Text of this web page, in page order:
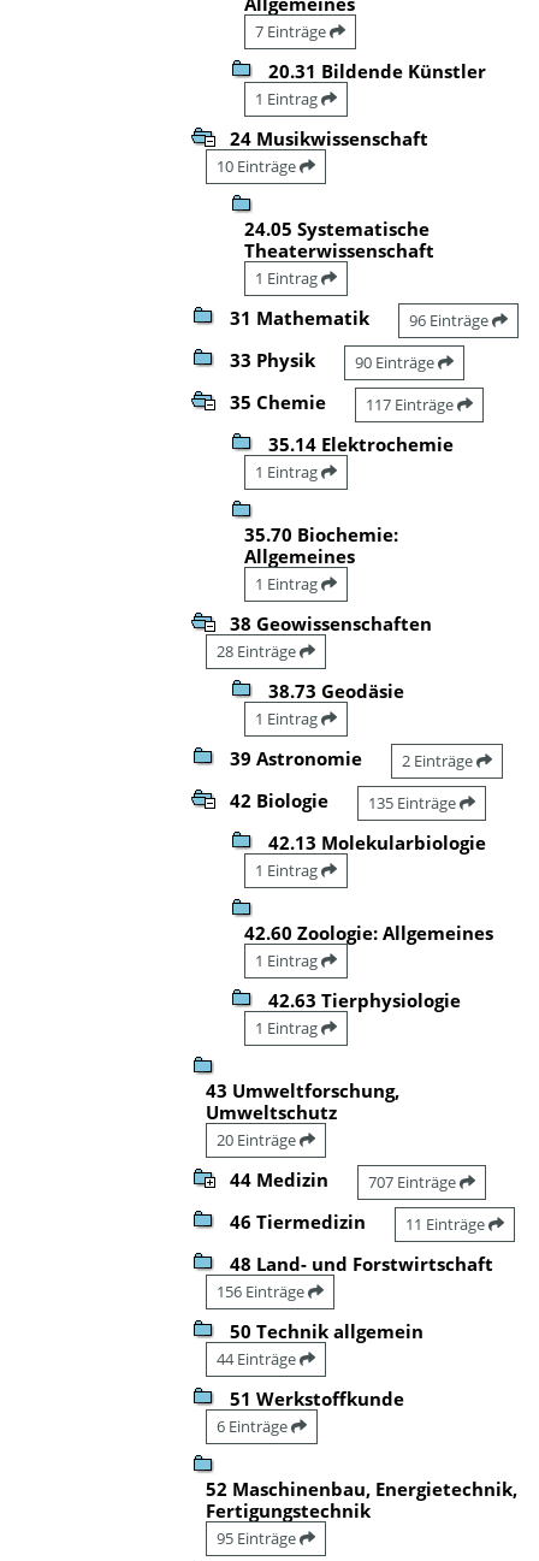
7 Einträge
20.31 Bildende Künstler
1 Eintrag
24 Musikwissenschaft
10 Einträge
24.05 Systematische
Theaterwissenschaft
1 Eintrag
31 Mathematik 96 Einträge
33 Physik 90 Einträge
35 Chemie 117 Einträge
35.14 Elektrochemie
1 Eintrag
35.70 Biochemie:
Allgemeines
1 Eintrag
38 Geowissenschaften
28 Einträge
38.73 Geodäsie
1 Eintrag
39 Astronomie 2 Einträge
42 Biologie 135 Einträge
42.13 Molekularbiologie
1 Eintrag
42.60 Zoologie: Allgemeines
1 Eintrag
42.63 Tierphysiologie
1 Eintrag
43 Umweltforschung,
Umweltschutz
20 Einträge
44 Medizin 707 Einträge
46 Tiermedizin 11 Einträge
48 Land- und Forstwirtschaft
156 Einträge
50 Technik allgemein
44 Einträge
51 Werkstoffkunde
6 Einträge
52 Maschinenbau, Energietechnik,
Fertigungstechnik
95 Einträge